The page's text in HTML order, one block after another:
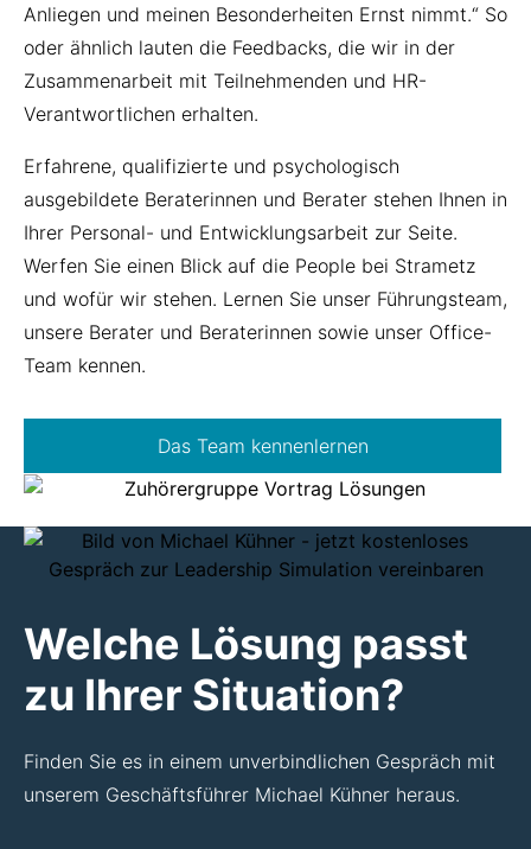
Anliegen und meinen Besonderheiten Ernst nimmt.“ So
oder ähnlich lauten die Feedbacks, die wir in der
Zusammenarbeit mit Teilnehmenden und HR-
Verantwortlichen erhalten.
Erfahrene, qualifizierte und psychologisch
ausgebildete Beraterinnen und Berater stehen Ihnen in
Ihrer Personal- und Entwicklungsarbeit zur Seite.
Werfen Sie einen Blick auf die People bei Strametz
und wofür wir stehen. Lernen Sie unser Führungsteam,
unsere Berater und Beraterinnen sowie unser Office-
Team kennen.
Das Team kennenlernen
Welche Lösung passt
zu Ihrer Situation?
Finden Sie es in einem unverbindlichen Gespräch mit
unserem Geschäftsführer Michael Kühner heraus.